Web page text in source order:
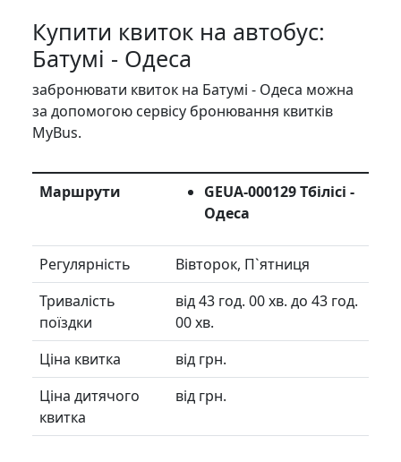
Купити квиток на автобус:
Батумі - Одеса
забронювати квиток на Батумі - Одеса можна
за допомогою сервісу бронювання квитків
MyBus.
Маршрути
GEUA-000129 Тбілісі -
Одеса
Регулярність
Вівторок, П`ятниця
Тривалість
поїздки
від 43 год. 00 хв. до 43 год.
00 хв.
Ціна квитка
від грн.
Ціна дитячого
квитка
від грн.